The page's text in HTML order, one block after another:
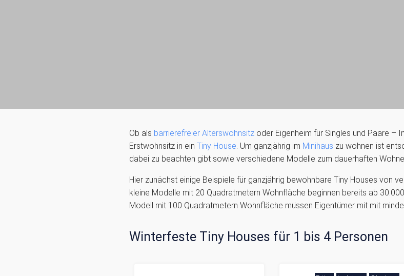
Ob als barrierefreier Alterswohnsitz oder Eigenheim für Singles und Paare –
Erstwohnsitz in ein Tiny House. Um ganzjährig im Minihaus zu wohnen ist
dabei zu beachten gibt sowie verschiedene Modelle zum dauerhaften
Hier zunächst einige Beispiele für ganzjährig bewohnbare Tiny Houses von
kleine Modelle mit 20 Quadratmetern Wohnfläche beginnen bereits ab
Modell mit 100 Quadratmetern Wohnfläche müssen Eigentümer mit mit
Winterfeste Tiny Houses für 1 bis 4 Personen